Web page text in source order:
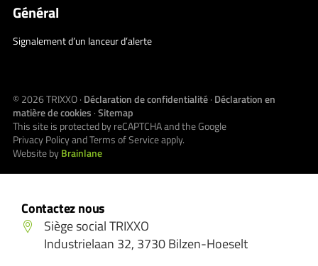
Contactez nous
Siège social TRIXXO
Industrielaan 32, 3730 Bilzen-Hoeselt
Général
Signalement d’un lanceur d’alerte
© 2026TRIXXO· Déclaration de confidentialité· Déclaration en
matière de cookies ·Sitemap
This site is protected by reCAPTCHA and the Google
Privacy PolicyandTerms of Serviceapply.
Website byBrainlane